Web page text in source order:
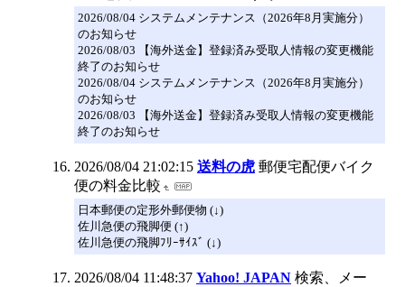
2026/08/04 システムメンテナンス（2026年8月実施分）
のお知らせ
2026/08/03 【海外送金】登録済み受取人情報の変更機能
終了のお知らせ
2026/08/04 システムメンテナンス（2026年8月実施分）
のお知らせ
2026/08/03 【海外送金】登録済み受取人情報の変更機能
終了のお知らせ
2026/08/04 21:02:15 送料の虎 郵便宅配便バイク
便の料金比較
日本郵便の定形外郵便物 (↓)
佐川急便の飛脚便 (↑)
佐川急便の飛脚ﾌﾘｰｻｲｽﾞ (↓)
2026/08/04 11:48:37 Yahoo! JAPAN 検索、メー